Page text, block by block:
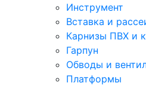
Инструмент
Вставка и
Карнизы ПВХ и
Гарпун
Обводы и
Платформы